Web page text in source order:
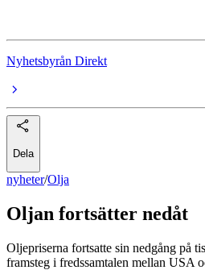
Nyhetsbyrån Direkt
Dela
nyheter/Olja
Oljan fortsätter nedåt
Oljepriserna fortsatte sin nedgång på
framsteg i fredssamtalen mellan USA